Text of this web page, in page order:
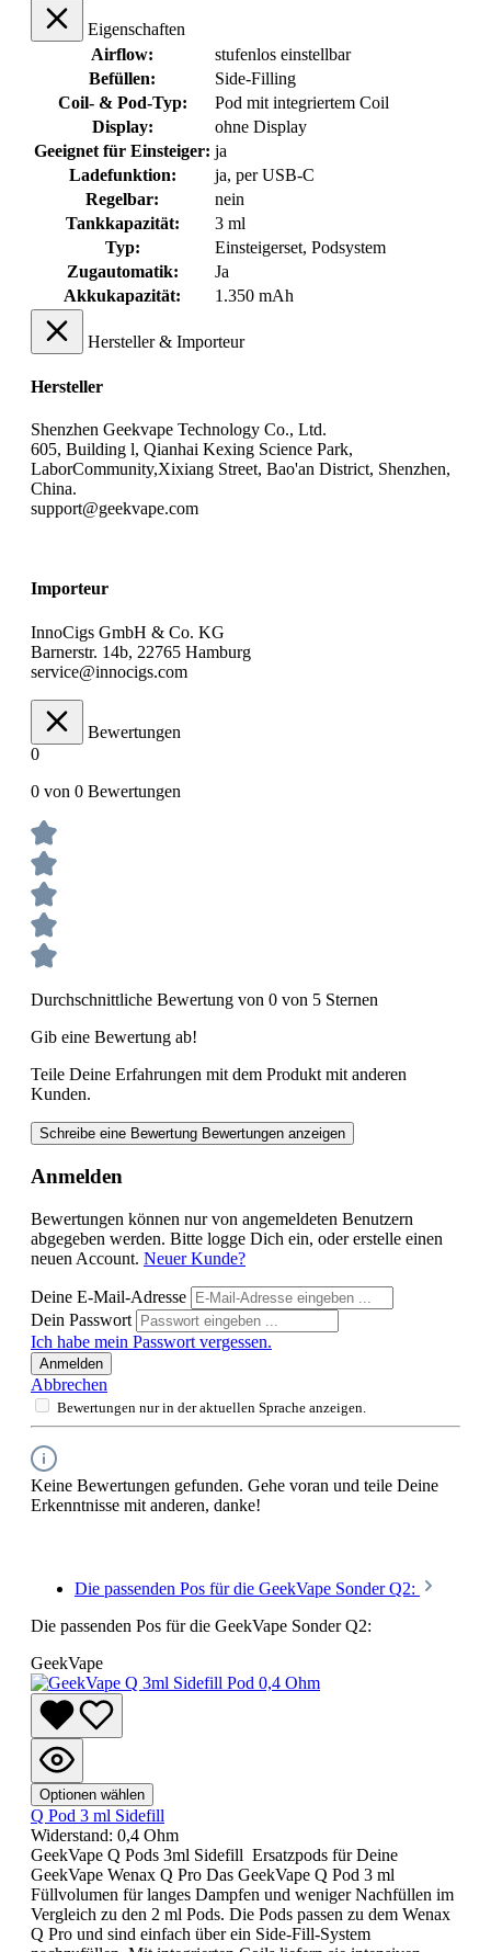
Eigenschaften
Airflow:
stufenlos einstellbar
Befüllen:
Side-Filling
Coil- & Pod-Typ:
Pod mit integriertem Coil
Display:
ohne Display
Geeignet für Einsteiger: ja
Ladefunktion:
ja, per USB-C
Regelbar:
nein
Tankkapazität:
3 ml
Typ:
Einsteigerset, Podsystem
Zugautomatik:
Ja
Akkukapazität:
1.350 mAh
Hersteller & Importeur
Hersteller
Shenzhen Geekvape Technology Co., Ltd.
605, Building l, Qianhai Kexing Science Park,
LaborCommunity,Xixiang Street, Bao'an District, Shenzhen,
China.
support@geekvape.com
Importeur
InnoCigs GmbH & Co. KG
Barnerstr. 14b, 22765 Hamburg
service@innocigs.com
Bewertungen
0
0 von 0 Bewertungen
Durchschnittliche Bewertung von 0 von 5 Sternen
Gib eine Bewertung ab!
Teile Deine Erfahrungen mit dem Produkt mit anderen
Kunden.
Schreibe eine Bewertung Bewertungen anzeigen
Anmelden
Bewertungen können nur von angemeldeten Benutzern
abgegeben werden. Bitte logge Dich ein, oder erstelle einen
neuen Account. Neuer Kunde?
Deine E-Mail-Adresse
Dein Passwort
Ich habe mein Passwort vergessen.
Anmelden
Abbrechen
Bewertungen nur in der aktuellen Sprache anzeigen.
Keine Bewertungen gefunden. Gehe voran und teile Deine
Erkenntnisse mit anderen, danke!
Die passenden Pos für die GeekVape Sonder Q2:
Die passenden Pos für die GeekVape Sonder Q2:
GeekVape
Optionen wählen
Q Pod 3 ml Sidefill
Widerstand: 0,4 Ohm
GeekVape Q Pods 3ml Sidefill Ersatzpods für Deine
GeekVape Wenax Q Pro Das GeekVape Q Pod 3 ml
Füllvolumen für langes Dampfen und weniger Nachfüllen im
Vergleich zu den 2 ml Pods. Die Pods passen zu dem Wenax
Q Pro und sind einfach über ein Side-Fill-System